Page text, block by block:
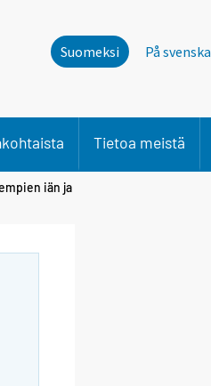
Suomeksi På svenska
Tietoa meistä
iän ja